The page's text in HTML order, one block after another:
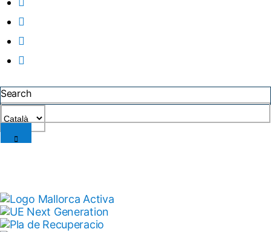
Search
un
idioma